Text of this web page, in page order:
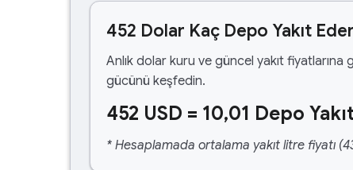
452 Dolar Kaç Depo Yakıt
Anlık dolar kuru ve güncel yakıt fiyatlarına
gücünü keşfedin.
452 USD = 10,01 Depo
* Hesaplamada ortalama yakıt litre fiyatı